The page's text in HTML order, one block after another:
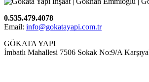
0.535.479.4078
Email: info@gokatayapi.com.tr
GÖKATA YAPI
İmbatlı Mahallesi 7506 Sokak No:9/A